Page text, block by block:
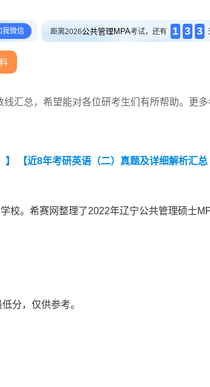
我微信 距离2026公共管理MPA考试，还有 1 3 3
汇总，希望能对各位研考生们有所帮助。更多
【近8年考研英语（二）真题及详细解析汇总
校。希赛网整理了2022年辽宁公共管理硕士
分，仅供参考。